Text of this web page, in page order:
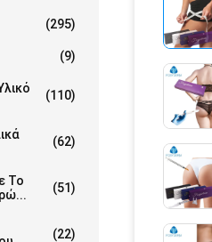
(295)
(9)
(110)
(62)
Το
(51)
(22)